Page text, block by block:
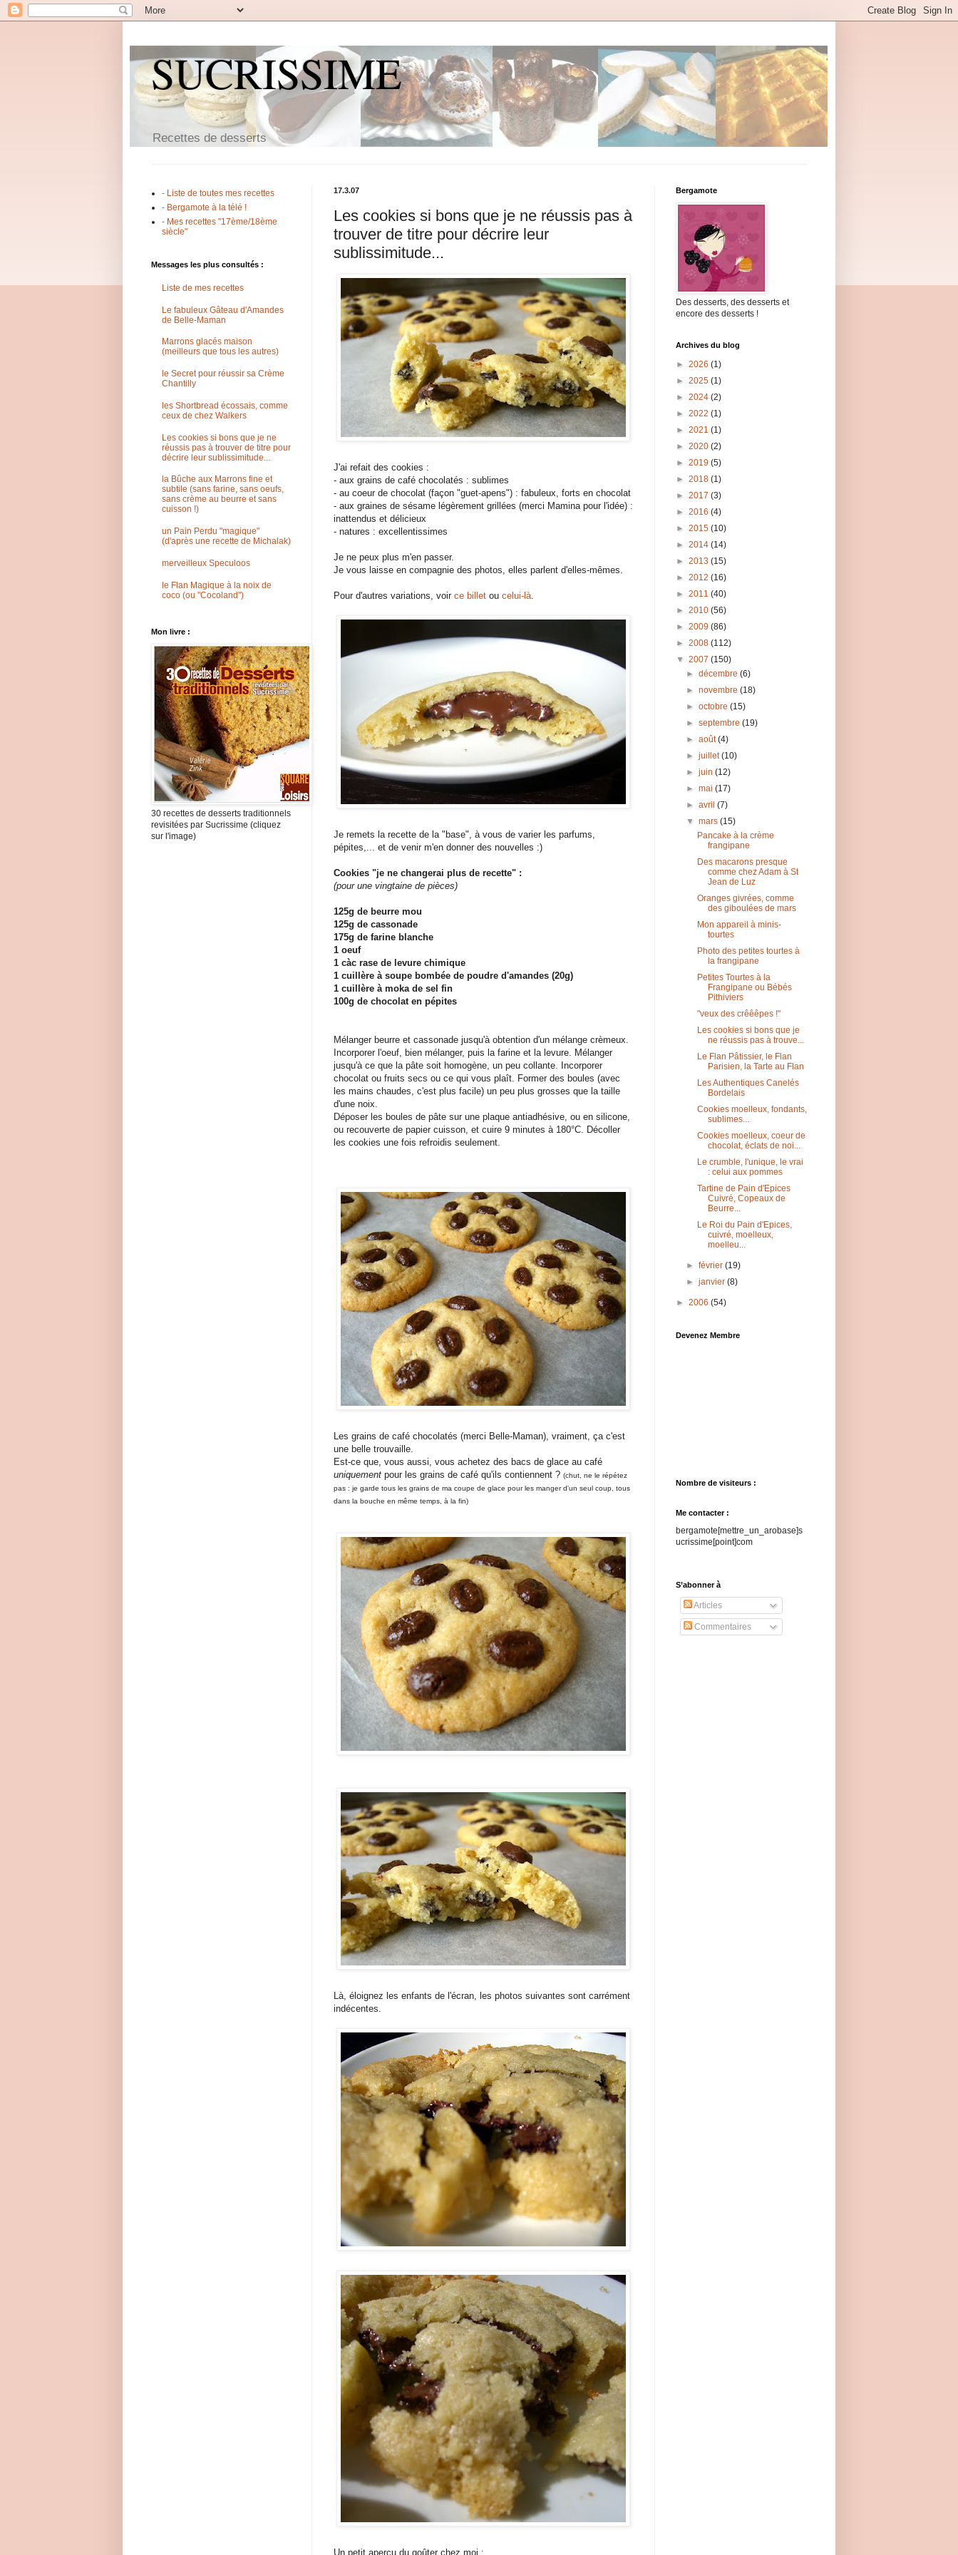
SUCRISSIME
Recettes de desserts
17.3.07
Les cookies si bons que je ne réussis pas à
trouver de titre pour décrire leur
sublissimitude...
J'ai refait des cookies :
- aux grains de café chocolatés : sublimes
- au coeur de chocolat (façon "guet-apens") : fabuleux, forts en chocolat
- aux graines de sésame légèrement grillées (merci Mamina pour l'idée) :
inattendus et délicieux
- natures : excellentissimes
Je ne peux plus m'en passer.
Je vous laisse en compagnie des photos, elles parlent d'elles-mêmes.
Pour d'autres variations, voir ce billet ou celui-là.
Je remets la recette de la "base", à vous de varier les parfums,
pépites,... et de venir m'en donner des nouvelles :)
Cookies "je ne changerai plus de recette" :
(pour une vingtaine de pièces)
125g de beurre mou
125g de cassonade
175g de farine blanche
1 oeuf
1 càc rase de levure chimique
1 cuillère à soupe bombée de poudre d'amandes (20g)
1 cuillère à moka de sel fin
100g de chocolat en pépites
Mélanger beurre et cassonade jusqu'à obtention d'un mélange crèmeux.
Incorporer l'oeuf, bien mélanger, puis la farine et la levure. Mélanger
jusqu'à ce que la pâte soit homogène, un peu collante. Incorporer
chocolat ou fruits secs ou ce qui vous plaît. Former des boules (avec
les mains chaudes, c'est plus facile) un peu plus grosses que la taille
d'une noix.
Déposer les boules de pâte sur une plaque antiadhésive, ou en silicone,
ou recouverte de papier cuisson, et cuire 9 minutes à 180°C. Décoller
les cookies une fois refroidis seulement.
Les grains de café chocolatés (merci Belle-Maman), vraiment, ça c'est
une belle trouvaille.
Est-ce que, vous aussi, vous achetez des bacs de glace au café
uniquement pour les grains de café qu'ils contiennent ? (chut, ne le répétez
pas : je garde tous les grains de ma coupe de glace pour les manger d'un seul coup, tous
dans la bouche en même temps, à la fin)
Là, éloignez les enfants de l'écran, les photos suivantes sont carrément
indécentes.
Un petit aperçu du goûter chez moi :
- Liste de toutes mes recettes
- Bergamote à la télé !
- Mes recettes "17ème/18ème
siècle"
Messages les plus consultés :
Liste de mes recettes
Le fabuleux Gâteau d'Amandes
de Belle-Maman
Marrons glacés maison
(meilleurs que tous les autres)
le Secret pour réussir sa Crème
Chantilly
les Shortbread écossais, comme
ceux de chez Walkers
Les cookies si bons que je ne
réussis pas à trouver de titre pour
décrire leur sublissimitude...
la Bûche aux Marrons fine et
subtile (sans farine, sans oeufs,
sans crème au beurre et sans
cuisson !)
un Pain Perdu "magique"
(d'après une recette de Michalak)
merveilleux Speculoos
le Flan Magique à la noix de
coco (ou "Cocoland")
Mon livre :
30 recettes de desserts traditionnels
revisitées par Sucrissime (cliquez
sur l'image)
Bergamote
Des desserts, des desserts et
encore des desserts !
Archives du blog
► 2026 (1)
► 2025 (1)
► 2024 (2)
► 2022 (1)
► 2021 (1)
► 2020 (2)
► 2019 (5)
► 2018 (1)
► 2017 (3)
► 2016 (4)
► 2015 (10)
► 2014 (14)
► 2013 (15)
► 2012 (16)
► 2011 (40)
► 2010 (56)
► 2009 (86)
► 2008 (112)
▼ 2007 (150)
►décembre(6)
►novembre(18)
►octobre(15)
►septembre(19)
►août(4)
►juillet(10)
►juin(12)
►mai(17)
►avril(7)
▼mars(15)
Pancake à la crème
frangipane
Des macarons presque
comme chez Adam à St
Jean de Luz
Oranges givrées, comme
des giboulées de mars
Mon appareil à minis-
tourtes
Photo des petites tourtes à
la frangipane
Petites Tourtes à la
Frangipane ou Bébés
Pithiviers
"veux des crêêêpes !"
Les cookies si bons que je
ne réussis pas à trouve...
Le Flan Pâtissier, le Flan
Parisien, la Tarte au Flan
Les Authentiques Canelés
Bordelais
Cookies moelleux, fondants,
sublimes...
Cookies moelleux, coeur de
chocolat, éclats de noi...
Le crumble, l'unique, le vrai
: celui aux pommes
Tartine de Pain d'Epices
Cuivré, Copeaux de
Beurre...
Le Roi du Pain d'Epices,
cuivré, moelleux,
moelleu...
►février(19)
►janvier(8)
► 2006 (54)
Devenez Membre
Nombre de visiteurs :
Me contacter :
bergamote[mettre_un_arobase]s
ucrissime[point]com
S’abonner à
Articles
Commentaires